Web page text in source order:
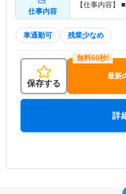
仕事内容
【仕事内容】
車通勤可 残業少なめ
保存する
最新
詳